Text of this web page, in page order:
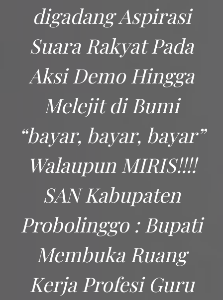
digadang Aspirasi
Suara Rakyat Pada
Aksi Demo Hingga
Melejit di Bumi
“bayar, bayar, bayar”
Walaupun MIRIS!!!!
SAN Kabupaten
Probolinggo : Bupati
Membuka Ruang
Kerja Profesi Guru